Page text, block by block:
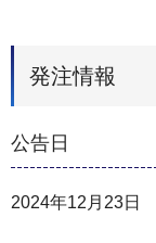
発注情報
公告日
2024年12月23日